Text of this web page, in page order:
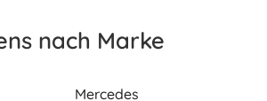
nach Marke
Mercedes